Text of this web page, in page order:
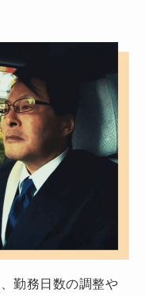
勤務日数の調整や